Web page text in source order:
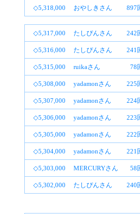
◇5,318,000 おやしきさん 897
◇5,317,000 たしぴんさん 242
◇5,316,000 たしぴんさん 241
◇5,315,000 ruikaさん 78
◇5,308,000 yadamonさん 225
◇5,307,000 yadamonさん 224
◇5,306,000 yadamonさん 223
◇5,305,000 yadamonさん 222
◇5,304,000 yadamonさん 221
◇5,303,000 MERCURYさん 58
◇5,302,000 たしぴんさん 240